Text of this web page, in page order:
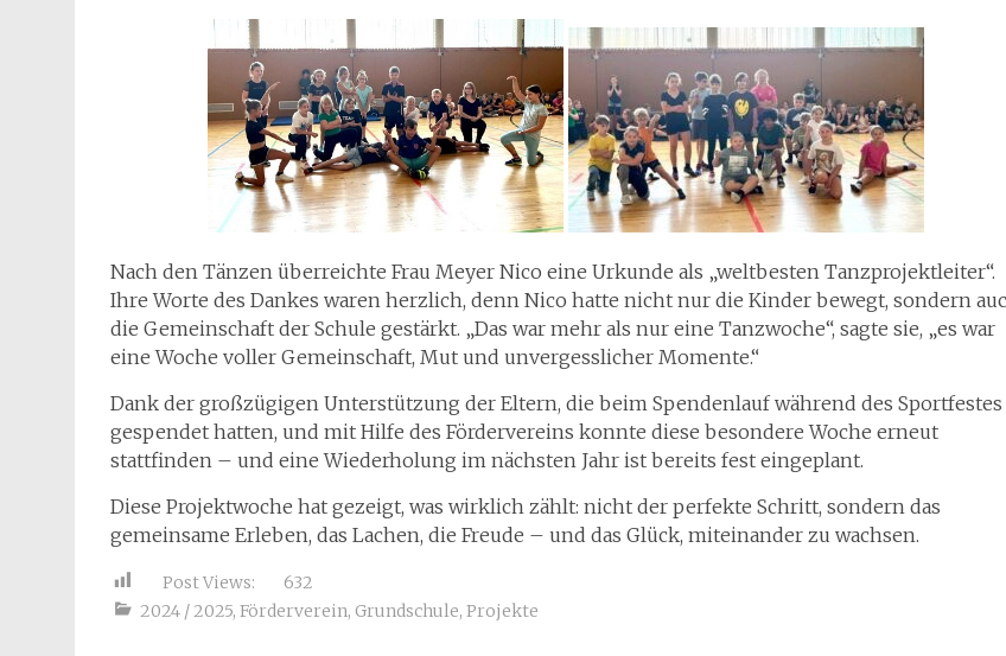
Nach den Tänzen überreichte Frau Meyer Nico eine Urkunde als „weltbesten Tanzprojektleiter“.
Ihre Worte des Dankes waren herzlich, denn Nico hatte nicht nur die Kinder bewegt, sondern
die Gemeinschaft der Schule gestärkt. „Das war mehr als nur eine Tanzwoche“, sagte sie, „es war
eine Woche voller Gemeinschaft, Mut und unvergesslicher Momente.“
Dank der großzügigen Unterstützung der Eltern, die beim Spendenlauf während des Sportfestes
gespendet hatten, und mit Hilfe des Fördervereins konnte diese besondere Woche erneut
stattfinden – und eine Wiederholung im nächsten Jahr ist bereits fest eingeplant.
Diese Projektwoche hat gezeigt, was wirklich zählt: nicht der perfekte Schritt, sondern das
gemeinsame Erleben, das Lachen, die Freude – und das Glück, miteinander zu wachsen.
Post Views:
632
2024 / 2025, Förderverein, Grundschule, Projekte